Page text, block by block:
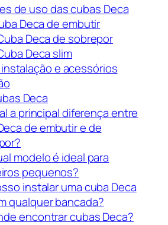
de uso das cubas Deca
Deca de embutir
Deca de sobrepor
Deca slim
e acessórios
Deca
a principal diferença entre
de embutir e de
modelo é ideal para
pequenos?
instalar uma cuba Deca
qualquer bancada?
encontrar cubas Deca?